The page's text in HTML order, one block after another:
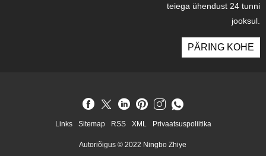
teiega ühendust 24 tunni
jooksul.
PÄRING KOHE
Links Sitemap RSS XML Privaatsuspoliitika
Autoriõigus © 2022 Ningbo Zhiye